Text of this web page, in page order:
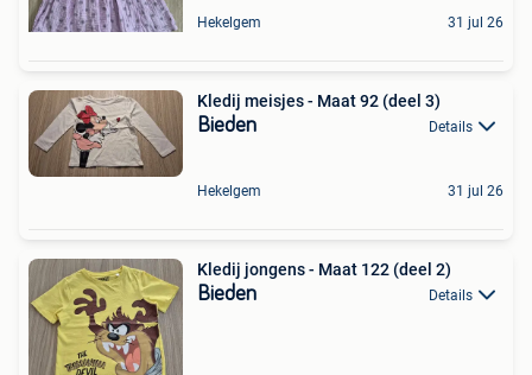
Hekelgem 31 jul 26
Kledij meisjes - Maat 92 (deel 3)
Bieden Details
Hekelgem 31 jul 26
Kledij jongens - Maat 122 (deel 2)
Bieden Details